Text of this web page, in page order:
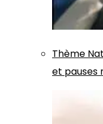
Thème
et pauses